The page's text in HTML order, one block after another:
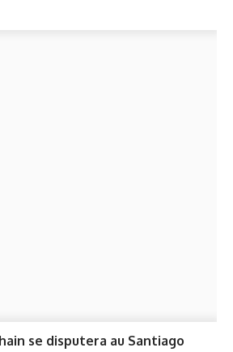
se disputera au Santiago